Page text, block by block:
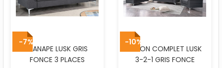
CANAPE LUSK GRIS
FONCE 3 PLACES
SALON COMPLET LUSK
3-2-1 GRIS FONCE
-7% -10%